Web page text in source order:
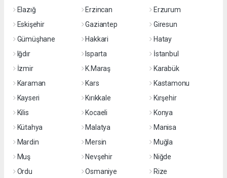
Elazığ
Erzincan
Erzurum
Eskişehir
Gaziantep
Giresun
Gümüşhane
Hakkari
Hatay
Iğdır
Isparta
İstanbul
İzmir
K.Maraş
Karabük
Karaman
Kars
Kastamonu
Kayseri
Kırıkkale
Kırşehir
Kilis
Kocaeli
Konya
Kütahya
Malatya
Manisa
Mardin
Mersin
Muğla
Muş
Nevşehir
Niğde
Ordu
Osmaniye Rize